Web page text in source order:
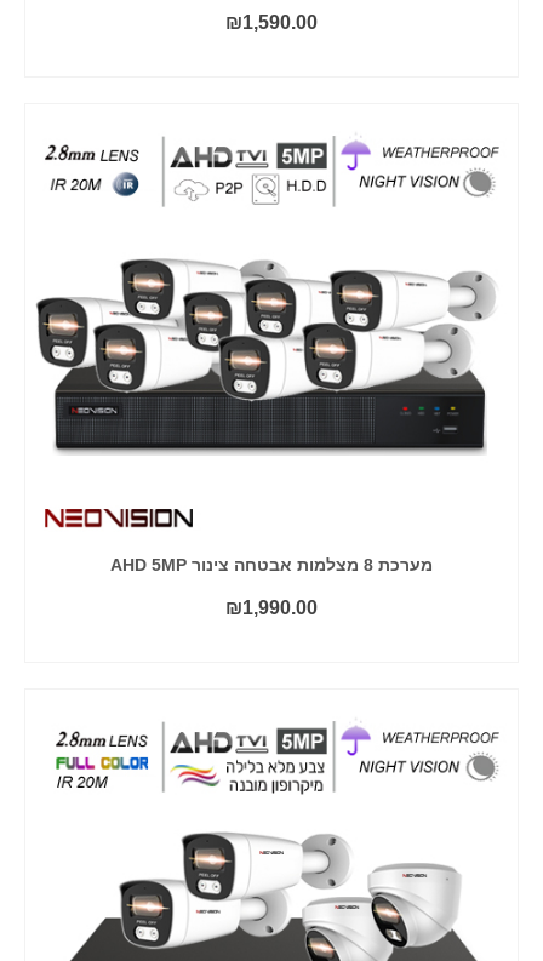
₪1,590.00
מערכת 8 מצלמות אבטחה צינור AHD 5MP
₪1,990.00